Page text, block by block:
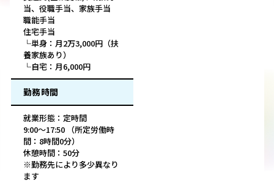
当、役職手当、家族手当
職能手当
住宅手当
└単身：月2万3,000円（扶
養家族あり）
└自宅：月6,000円
勤務時間
就業形態：定時間
9:00～17:50 （所定労働時
間：8時間0分）
休憩時間：50分
※勤務先により多少異なり
ます